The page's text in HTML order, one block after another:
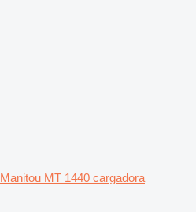
Manitou MT 1440 cargadora